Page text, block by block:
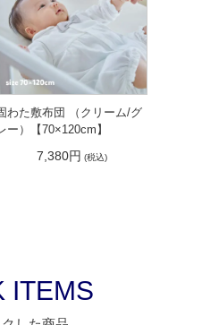
わた敷布団 （クリーム/グ
ー）【70×120cm】
7,380円 (税込)
ITEMS